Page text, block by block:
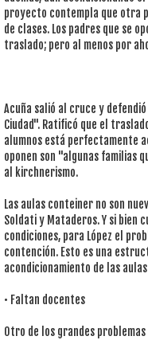
proyecto contempla que otra
de clases. Los padres que se
traslado; pero al menos por
Acuña salió al cruce y
Ciudad". Ratificó que el
alumnos está perfectamente
oponen son "algunas familias
al kirchnerismo.
Las aulas conteiner no son
Soldati y Mataderos. Y si bien
condiciones, para López el
contención. Esto es una
acondicionamiento de las
• Faltan docentes
Otro de los grandes